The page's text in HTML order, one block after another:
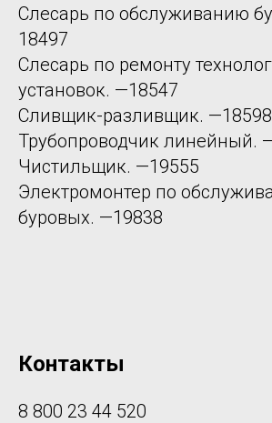
Слесарь по обслуживанию
18497
Слесарь по ремонту
установок. —18547
Сливщик-разливщик. —18598
Трубопроводчик линейный.
Чистильщик. —19555
Электромонтер по
буровых. —19838
Контакты
8 800 23 44 520